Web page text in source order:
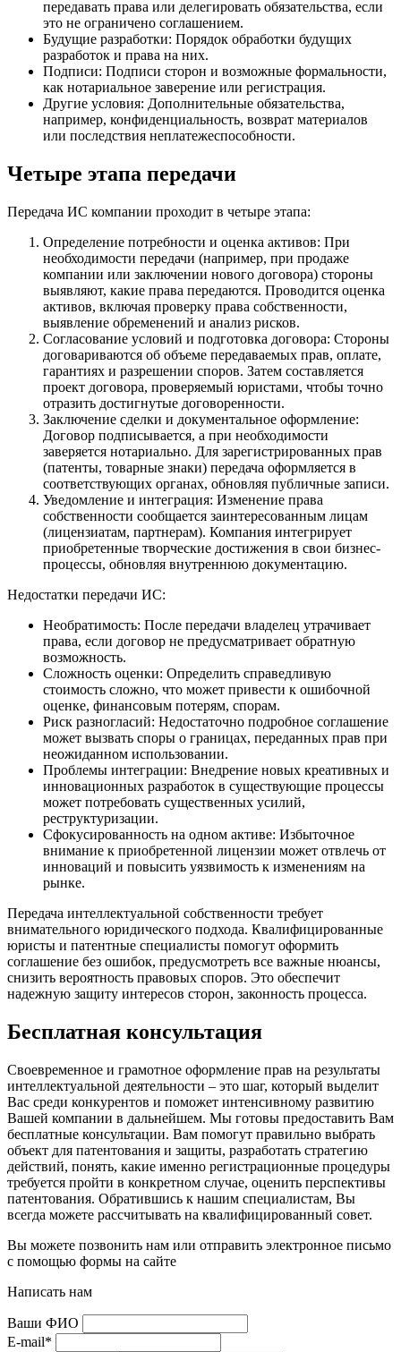
передавать права или делегировать обязательства, если
это не ограничено соглашением.
Будущие разработки: Порядок обработки будущих
разработок и права на них.
Подписи: Подписи сторон и возможные формальности,
как нотариальное заверение или регистрация.
Другие условия: Дополнительные обязательства,
например, конфиденциальность, возврат материалов
или последствия неплатежеспособности.
Четыре этапа передачи
Передача ИС компании проходит в четыре этапа:
Определение потребности и оценка активов: При
необходимости передачи (например, при продаже
компании или заключении нового договора) стороны
выявляют, какие права передаются. Проводится оценка
активов, включая проверку права собственности,
выявление обременений и анализ рисков.
Согласование условий и подготовка договора: Стороны
договариваются об объеме передаваемых прав, оплате,
гарантиях и разрешении споров. Затем составляется
проект договора, проверяемый юристами, чтобы точно
отразить достигнутые договоренности.
Заключение сделки и документальное оформление:
Договор подписывается, а при необходимости
заверяется нотариально. Для зарегистрированных прав
(патенты, товарные знаки) передача оформляется в
соответствующих органах, обновляя публичные записи.
Уведомление и интеграция: Изменение права
собственности сообщается заинтересованным лицам
(лицензиатам, партнерам). Компания интегрирует
приобретенные творческие достижения в свои бизнес-
процессы, обновляя внутреннюю документацию.
Недостатки передачи ИС:
Необратимость: После передачи владелец утрачивает
права, если договор не предусматривает обратную
возможность.
Сложность оценки: Определить справедливую
стоимость сложно, что может привести к ошибочной
оценке, финансовым потерям, спорам.
Риск разногласий: Недостаточно подробное соглашение
может вызвать споры о границах, переданных прав при
неожиданном использовании.
Проблемы интеграции: Внедрение новых креативных и
инновационных разработок в существующие процессы
может потребовать существенных усилий,
реструктуризации.
Сфокусированность на одном активе: Избыточное
внимание к приобретенной лицензии может отвлечь от
инноваций и повысить уязвимость к изменениям на
рынке.
Передача интеллектуальной собственности требует
внимательного юридического подхода. Квалифицированные
юристы и патентные специалисты помогут оформить
соглашение без ошибок, предусмотреть все важные нюансы,
снизить вероятность правовых споров. Это обеспечит
надежную защиту интересов сторон, законность процесса.
Бесплатная консультация
Своевременное и грамотное оформление прав на результаты
интеллектуальной деятельности – это шаг, который выделит
Вас среди конкурентов и поможет интенсивному развитию
Вашей компании в дальнейшем. Мы готовы предоставить Вам
бесплатные консультации. Вам помогут правильно выбрать
объект для патентования и защиты, разработать стратегию
действий, понять, какие именно регистрационные процедуры
требуется пройти в конкретном случае, оценить перспективы
патентования. Обратившись к нашим специалистам, Вы
всегда можете рассчитывать на квалифицированный совет.
Вы можете позвонить нам или отправить электронное письмо
с помощью формы на сайте
Написать нам
Ваши ФИО
E-mail*